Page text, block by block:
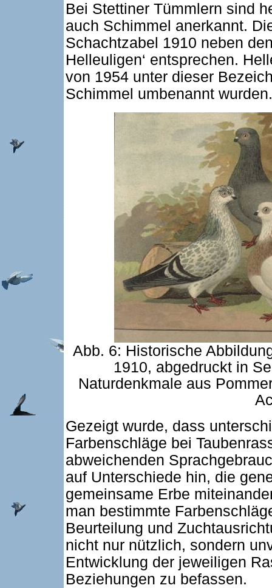
Bei Stettiner Tümmlern sind
auch Schimmel anerkannt.
Schachtzabel 1910 neben
Helleuligen‘ entsprechen.
von 1954 unter dieser
Schimmel umbenannt wurden.
Abb. 6: Historische
1910, abgedruckt in
Naturdenkmale aus
Gezeigt wurde, dass
Farbenschläge bei
abweichenden
auf Unterschiede hin, die
gemeinsame Erbe
man bestimmte
Beurteilung und
nicht nur nützlich, sondern
Entwicklung der jeweiligen
Beziehungen zu befassen.